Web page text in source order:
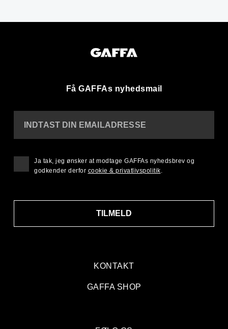
Få GAFFAs nyhedsmail
KONTAKT
GAFFA SHOP
INDTAST DIN EMAILADRESSE
TILMELD
Ja tak, jeg ønsker at modtage GAFFAs nyhedsbrev og
godkender derfor cookie & privatlivspolitik.